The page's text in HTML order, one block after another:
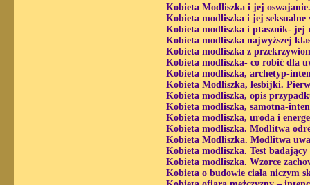
Kobieta Modliszka i jej oswajanie.
Kobieta modliszka i jej
Kobieta modliszka i ptasznik- jej
Kobieta modliszka najwyższej
Kobieta modliszka z
Kobieta modliszka- co robić dla
Kobieta modliszka, archetyp-
Kobieta Modliszka, lesbijki.
Kobieta modliszka, opis
Kobieta modliszka, samotna-
Kobieta modliszka, uroda i
Kobieta modliszka. Modlitwa
Kobieta Modliszka. Modlitwa
Kobieta modliszka. Test badający
Kobieta modliszka. Wzorce
Kobieta o budowie ciała niczym